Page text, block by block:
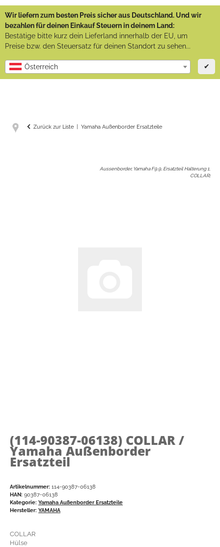
Wir liefern zum besten Preis sicher aus Deutschland. Und wir
bezahlen für deinen Einkauf Steuern in deinem Land:
Bestätige bitte kurz dein Lieferland innerhalb der EU, um
Preise bzw. den Steuersatz für deinen Standort zu sehen...
Österreich ✔
Zurück zur Liste Yamaha Außenborder Ersatzteile
Aussenborder, Yamaha F9.9, Ersatzteil Halterung 1,
COLLAR:
(114-90387-06138) COLLAR /
Yamaha Außenborder
Ersatzteil
Artikelnummer: 114-90387-06138
HAN: 90387-06138
Kategorie: Yamaha Außenborder Ersatzteile
Hersteller: YAMAHA
COLLAR
Hülse